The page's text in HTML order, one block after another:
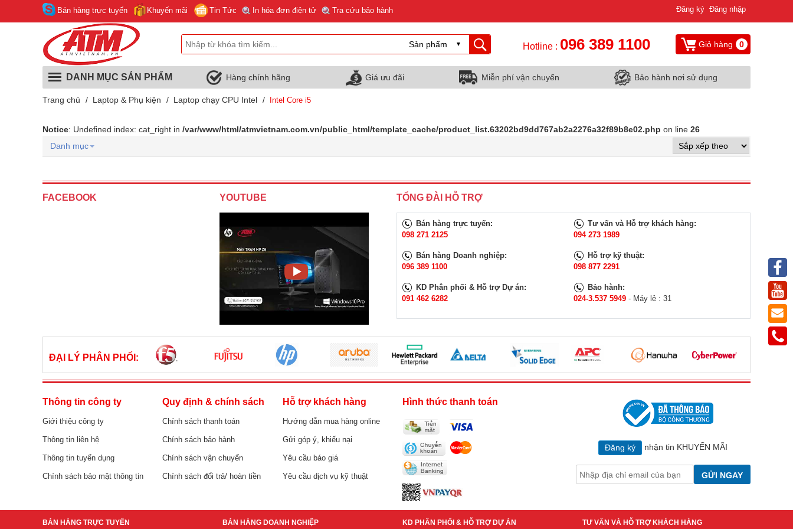
Bán hàng trực tuyến Khuyến mãi Tin Tức In hóa đơn điện tử Tra cứu bảo hành Đăng ký Đăng nhập
Hotline : 096 389 1100 Giỏ hàng 0
DANH MỤC SẢN PHẨM Hàng chính hãng Giá ưu đãi Miễn phí vận chuyển Bảo hành nơi sử dụng
Trang chủ / Laptop & Phụ kiện / Laptop chạy CPU Intel / Intel Core i5
Notice: Undefined index: cat_right in /var/www/html/atmvietnam.com.vn/public_html/template_cache/product_list.63202bd9dd767ab2a2276a32f89b8e02.php on line 26
Danh mục
FACEBOOK YOUTUBE TỔNG ĐÀI HỖ TRỢ
Bán hàng trực tuyến:
098 271 2125
Bán hàng Doanh nghiệp:
096 389 1100
KD Phân phối & Hỗ trợ Dự án:
091 462 6282
Tư vấn và Hỗ trợ khách hàng:
094 273 1989
Hỗ trợ kỹ thuật:
098 877 2291
Bảo hành:
024-3.537 5949 - Máy lẻ : 31
ĐẠI LÝ PHÂN PHỐI:
Thông tin công ty
Giới thiệu công ty
Thông tin liên hệ
Thông tin tuyển dụng
Chính sách bảo mật thông tin
Quy định & chính sách
Chính sách thanh toán
Chính sách bảo hành
Chính sách vận chuyển
Chính sách đổi trả/ hoàn tiền
Hỗ trợ khách hàng
Hướng dẫn mua hàng online
Gửi góp ý, khiếu nại
Yêu cầu báo giá
Yêu cầu dịch vụ kỹ thuật
Hình thức thanh toán
Đăng ký nhận tin KHUYẾN MÃI
GỬI NGAY
BÁN HÀNG TRỰC TUYẾN BÁN HÀNG DOANH NGHIỆP KD PHÂN PHỐI & HỖ TRỢ DỰ ÁN TƯ VẤN VÀ HỖ TRỢ KHÁCH HÀNG